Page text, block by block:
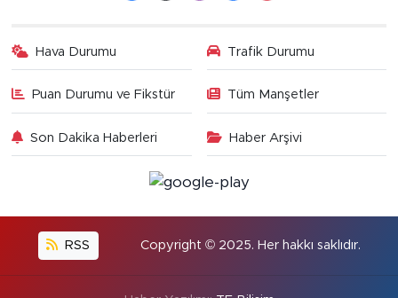
Hava Durumu Trafik Durumu
Puan Durumu ve Fikstür Tüm Manşetler
Son Dakika Haberleri Haber Arşivi
RSS Copyright © 2025. Her hakkı saklıdır.